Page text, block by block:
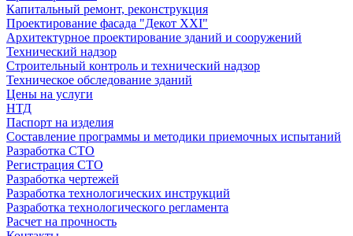
Капитальный ремонт, реконструкция
Проектирование фасада "Декот XXI"
Архитектурное проектирование зданий и сооружений
Технический надзор
Строительный контроль и технический надзор
Техническое обследование зданий
Цены на услуги
НТД
Паспорт на изделия
Составление программы и методики приемочных испытаний
Разработка СТО
Регистрация СТО
Разработка чертежей
Разработка технологических инструкций
Разработка технологического регламента
Расчет на прочность